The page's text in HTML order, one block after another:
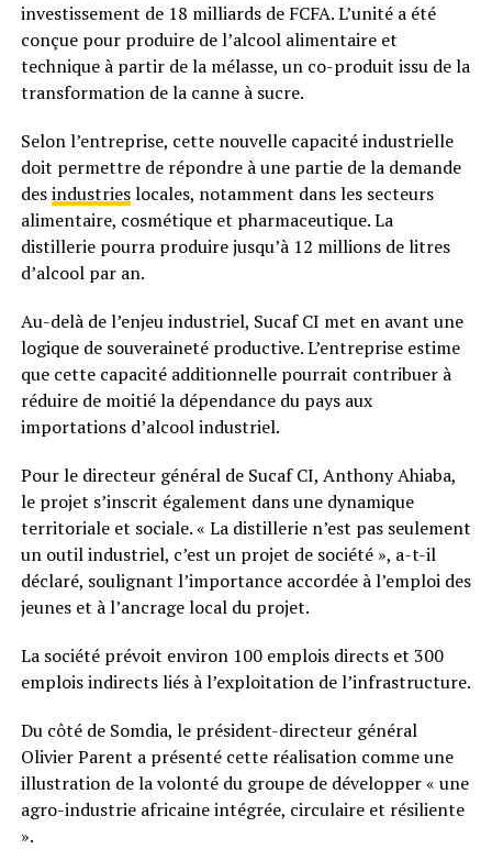
investissement de 18 milliards de FCFA. L’unité a été
conçue pour produire de l’alcool alimentaire et
technique à partir de la mélasse, un co-produit issu de la
transformation de la canne à sucre.
Selon l’entreprise, cette nouvelle capacité industrielle
doit permettre de répondre à une partie de la demande
desindustrieslocales, notamment dans les secteurs
alimentaire, cosmétique et pharmaceutique. La
distillerie pourra produire jusqu’à 12 millions de litres
d’alcool par an.
Au-delà de l’enjeu industriel, Sucaf CI met en avant une
logique de souveraineté productive. L’entreprise estime
que cette capacité additionnelle pourrait contribuer à
réduire de moitié la dépendance du pays aux
importations d’alcool industriel.
Pour le directeur général de Sucaf CI, Anthony Ahiaba,
le projet s’inscrit également dans une dynamique
territoriale et sociale. « La distillerie n’est pas seulement
un outil industriel, c’est un projet de société », a-t-il
déclaré, soulignant l’importance accordée à l’emploi des
jeunes et à l’ancrage local du projet.
La société prévoit environ 100 emplois directs et 300
emplois indirects liés à l’exploitation de l’infrastructure.
Du côté de Somdia, le président-directeur général
Olivier Parent a présenté cette réalisation comme une
illustration de la volonté du groupe de développer « une
agro-industrie africaine intégrée, circulaire et résiliente
».